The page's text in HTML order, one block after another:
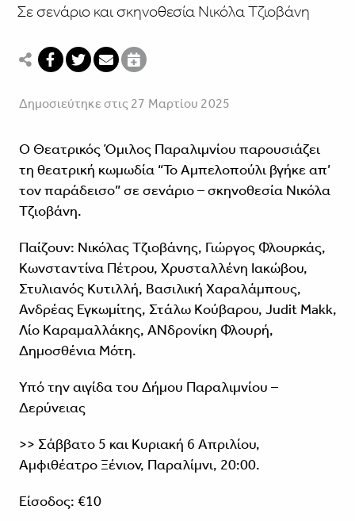
Σε σενάριο και σκηνοθεσία Νικόλα Τζιοβάνη
Δημοσιεύτηκε στις 27 Μαρτίου 2025
Ο Θεατρικός Όμιλος Παραλιμνίου παρουσιάζει
τη θεατρική κωμωδία “Το Αμπελοπούλι βγήκε απ’
τον παράδεισο” σε σενάριο – σκηνοθεσία Νικόλα
Τζιοβάνη.
Παίζουν: Νικόλας Τζιοβάνης, Γιώργος Φλουρκάς,
Κωνσταντίνα Πέτρου, Χρυσταλλένη Ιακώβου,
Στυλιανός Κυτιλλή, Βασιλική Χαραλάμπους,
Ανδρέας Εγκωμίτης, Στάλω Κούβαρου, Judit Makk,
Λίο Καραμαλλάκης, ΑΝδρονίκη Φλουρή,
Δημοσθένια Μότη.
Υπό την αιγίδα του Δήμου Παραλιμνίου –
Δερύνειας
>> Σάββατο 5 και Κυριακή 6 Απριλίου,
Αμφιθέατρο Ξένιον, Παραλίμνι, 20:00.
Είσοδος: €10